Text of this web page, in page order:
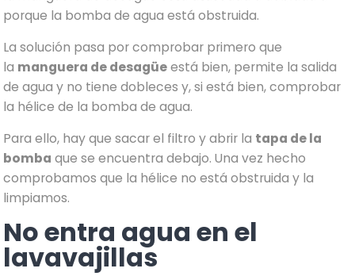
porque la bomba de agua está obstruida.
La solución pasa por comprobar primero que
la manguera de desagüeestá bien, permite la salida
de agua y no tiene dobleces y, si está bien, comprobar
la hélice de la bomba de agua.
Para ello, hay que sacar el filtro y abrir la tapa de la
bomba que se encuentra debajo. Una vez hecho
comprobamos que la hélice no está obstruida y la
limpiamos.
No entra agua en el
lavavajillas